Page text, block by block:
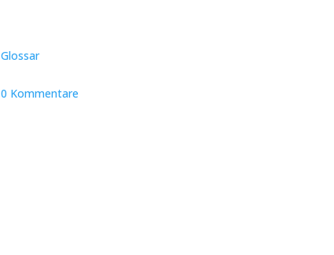
Glossar
0 Kommentare